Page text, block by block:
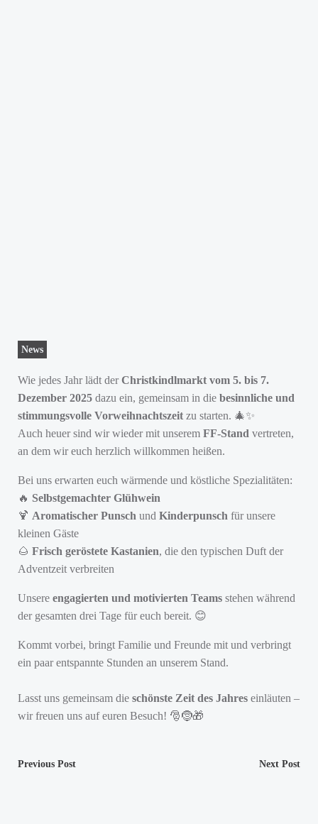
News
Wie jedes Jahr lädt derChristkindlmarkt vom 5. bis 7.
Dezember 2025 dazu ein, gemeinsam in die besinnliche und
stimmungsvolle Vorweihnachtszeit zu starten. 🎄✨
Auch heuer sind wir wieder mit unserem FF-Stand vertreten,
an dem wir euch herzlich willkommen heißen.
Bei uns erwarten euch wärmende und köstliche Spezialitäten:
🔥 Selbstgemachter Glühwein
🍹 Aromatischer Punsch und Kinderpunsch für unsere
kleinen Gäste
🌰 Frisch geröstete Kastanien, die den typischen Duft der
Adventzeit verbreiten
Unsere engagierten und motivierten Teams stehen während
der gesamten drei Tage für euch bereit. 😊
Kommt vorbei, bringt Familie und Freunde mit und verbringt
ein paar entspannte Stunden an unserem Stand.
Lasst uns gemeinsam die schönste Zeit des Jahres einläuten –
wir freuen uns auf euren Besuch! 🎅🤶🎁
Post
Previous Post Next Post